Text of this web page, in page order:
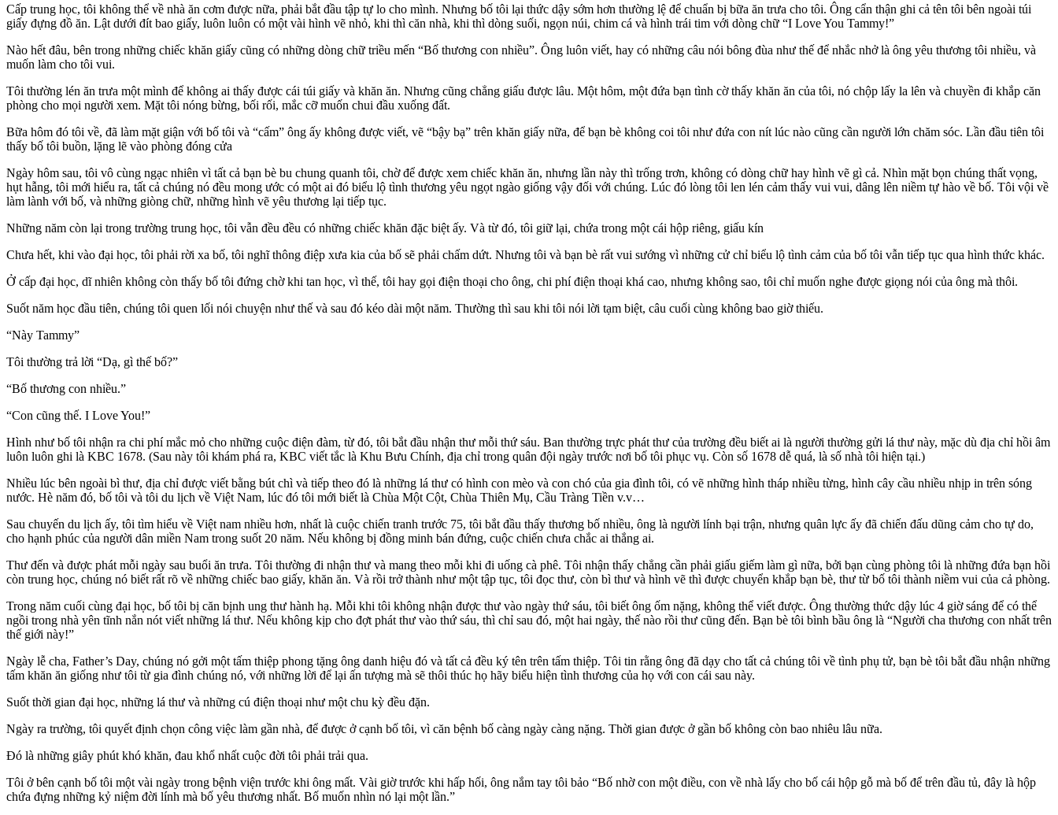
Cấp trung học, tôi không thể về nhà ăn cơm được nữa, phải bắt đầu tập tự lo cho mình. Nhưng bố tôi lại thức dậy sớm hơn thường lệ để chuẩn bị bữa ăn trưa cho tôi. Ông cẩn thận ghi cả tên tôi bên ngoài túi
giấy đựng đồ ăn. Lật dưới đít bao giấy, luôn luôn có một vài hình vẽ nhỏ, khi thì căn nhà, khi thì dòng suối, ngọn núi, chim cá và hình trái tim với dòng chữ “I Love You Tammy!”
Nào hết đâu, bên trong những chiếc khăn giấy cũng có những dòng chữ triều mến “Bố thương con nhiều”. Ông luôn viết, hay có những câu nói bông đùa như thế để nhắc nhở là ông yêu thương tôi nhiều, và
muốn làm cho tôi vui.
Tôi thường lén ăn trưa một mình để không ai thấy được cái túi giấy và khăn ăn. Nhưng cũng chẳng giấu được lâu. Một hôm, một đứa bạn tình cờ thấy khăn ăn của tôi, nó chộp lấy la lên và chuyền đi khắp căn
phòng cho mọi người xem. Mặt tôi nóng bừng, bối rối, mắc cỡ muốn chui đầu xuống đất.
Bữa hôm đó tôi về, đã làm mặt giận với bố tôi và “cấm” ông ấy không được viết, vẽ “bậy bạ” trên khăn giấy nữa, để bạn bè không coi tôi như đứa con nít lúc nào cũng cần người lớn chăm sóc. Lần đầu tiên tôi
thấy bố tôi buồn, lặng lẽ vào phòng đóng cửa
Ngày hôm sau, tôi vô cùng ngạc nhiên vì tất cả bạn bè bu chung quanh tôi, chờ để được xem chiếc khăn ăn, nhưng lần này thì trống trơn, không có dòng chữ hay hình vẽ gì cả. Nhìn mặt bọn chúng thất vọng,
hụt hẫng, tôi mới hiểu ra, tất cả chúng nó đều mong ước có một ai đó biểu lộ tình thương yêu ngọt ngào giống vậy đối với chúng. Lúc đó lòng tôi len lén cảm thấy vui vui, dâng lên niềm tự hào về bố. Tôi vội về
làm lành với bố, và những giòng chữ, những hình vẽ yêu thương lại tiếp tục.
Những năm còn lại trong trường trung học, tôi vẫn đều đều có những chiếc khăn đặc biệt ấy. Và từ đó, tôi giữ lại, chứa trong một cái hộp riêng, giấu kín
Chưa hết, khi vào đại học, tôi phải rời xa bố, tôi nghĩ thông điệp xưa kia của bố sẽ phải chấm dứt. Nhưng tôi và bạn bè rất vui sướng vì những cử chỉ biểu lộ tình cảm của bố tôi vẫn tiếp tục qua hình thức khác.
Ở cấp đại học, dĩ nhiên không còn thấy bố tôi đứng chờ khi tan học, vì thế, tôi hay gọi điện thoại cho ông, chi phí điện thoại khá cao, nhưng không sao, tôi chỉ muốn nghe được giọng nói của ông mà thôi.
Suốt năm học đầu tiên, chúng tôi quen lối nói chuyện như thế và sau đó kéo dài một năm. Thường thì sau khi tôi nói lời tạm biệt, câu cuối cùng không bao giờ thiếu.
“Này Tammy”
Tôi thường trả lời “Dạ, gì thế bố?”
“Bố thương con nhiều.”
“Con cũng thế. I Love You!”
Hình như bố tôi nhận ra chi phí mắc mỏ cho những cuộc điện đàm, từ đó, tôi bắt đầu nhận thư mỗi thứ sáu. Ban thường trực phát thư của trường đều biết ai là người thường gửi lá thư này, mặc dù địa chỉ hồi âm
luôn luôn ghi là KBC 1678. (Sau này tôi khám phá ra, KBC viết tắc là Khu Bưu Chính, địa chỉ trong quân đội ngày trước nơi bố tôi phục vụ. Còn số 1678 dễ quá, là số nhà tôi hiện tại.)
Nhiều lúc bên ngoài bì thư, địa chỉ được viết bằng bút chì và tiếp theo đó là những lá thư có hình con mèo và con chó của gia đình tôi, có vẽ những hình tháp nhiều từng, hình cây cầu nhiều nhịp in trên sóng
nước. Hè năm đó, bố tôi và tôi du lịch về Việt Nam, lúc đó tôi mới biết là Chùa Một Cột, Chùa Thiên Mụ, Cầu Tràng Tiền v.v…
Sau chuyến du lịch ấy, tôi tìm hiểu về Việt nam nhiều hơn, nhất là cuộc chiến tranh trước 75, tôi bắt đầu thấy thương bố nhiều, ông là người lính bại trận, nhưng quân lực ấy đã chiến đấu dũng cảm cho tự do,
cho hạnh phúc của người dân miền Nam trong suốt 20 năm. Nếu không bị đồng minh bán đứng, cuộc chiến chưa chắc ai thắng ai.
Thư đến và được phát mỗi ngày sau buổi ăn trưa. Tôi thường đi nhận thư và mang theo mỗi khi đi uống cà phê. Tôi nhận thấy chẳng cần phải giấu giếm làm gì nữa, bởi bạn cùng phòng tôi là những đứa bạn hồi
còn trung học, chúng nó biết rất rõ về những chiếc bao giấy, khăn ăn. Và rồi trở thành như một tập tục, tôi đọc thư, còn bì thư và hình vẽ thì được chuyển khắp bạn bè, thư từ bố tôi thành niềm vui của cả phòng.
Trong năm cuối cùng đại học, bố tôi bị căn bịnh ung thư hành hạ. Mỗi khi tôi không nhận được thư vào ngày thứ sáu, tôi biết ông ốm nặng, không thể viết được. Ông thường thức dậy lúc 4 giờ sáng để có thể
ngồi trong nhà yên tĩnh nắn nót viết những lá thư. Nếu không kịp cho đợt phát thư vào thứ sáu, thì chỉ sau đó, một hai ngày, thế nào rồi thư cũng đến. Bạn bè tôi bình bầu ông là “Người cha thương con nhất trên
thế giới này!”
Ngày lễ cha, Father’s Day, chúng nó gởi một tấm thiệp phong tặng ông danh hiệu đó và tất cả đều ký tên trên tấm thiệp. Tôi tin rằng ông đã dạy cho tất cả chúng tôi về tình phụ tử, bạn bè tôi bắt đầu nhận những
tấm khăn ăn giống như tôi từ gia đình chúng nó, với những lời để lại ấn tượng mà sẽ thôi thúc họ hãy biểu hiện tình thương của họ với con cái sau này.
Suốt thời gian đại học, những lá thư và những cú điện thoại như một chu kỳ đều đặn.
Ngày ra trường, tôi quyết định chọn công việc làm gần nhà, để được ở cạnh bố tôi, vì căn bệnh bố càng ngày càng nặng. Thời gian được ở gần bố không còn bao nhiêu lâu nữa.
Đó là những giây phút khó khăn, đau khổ nhất cuộc đời tôi phải trải qua.
Tôi ở bên cạnh bố tôi một vài ngày trong bệnh viện trước khi ông mất. Vài giờ trước khi hấp hối, ông nắm tay tôi bảo “Bố nhờ con một điều, con về nhà lấy cho bố cái hộp gỗ mà bố để trên đầu tủ, đây là hộp
chứa đựng những kỷ niệm đời lính mà bố yêu thương nhất. Bố muốn nhìn nó lại một lần.”